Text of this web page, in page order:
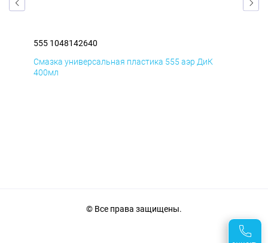
555 1048142640
Смазка универсальная пластика 555 аэр ДиК
400мл
© Все права защищены.